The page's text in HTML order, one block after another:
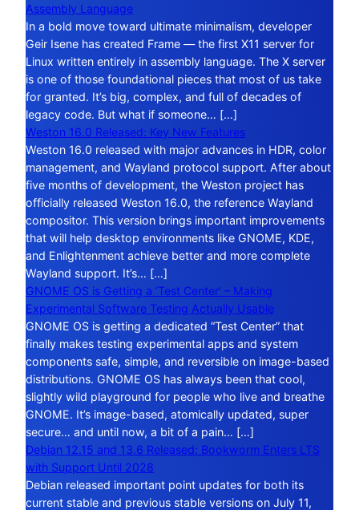
Assembly Language
In a bold move toward ultimate minimalism, developer
Geir Isene has created Frame — the first X11 server for
Linux written entirely in assembly language. The X server
is one of those foundational pieces that most of us take
for granted. It’s big, complex, and full of decades of
legacy code. But what if someone… […]
Weston 16.0 Released: Key New Features
Weston 16.0 released with major advances in HDR, color
management, and Wayland protocol support. After about
five months of development, the Weston project has
officially released Weston 16.0, the reference Wayland
compositor. This version brings important improvements
that will help desktop environments like GNOME, KDE,
and Enlightenment achieve better and more complete
Wayland support. It’s… […]
GNOME OS is Getting a ‘Test Center’ – Making
Experimental Software Testing Actually Usable
GNOME OS is getting a dedicated “Test Center” that
finally makes testing experimental apps and system
components safe, simple, and reversible on image-based
distributions. GNOME OS has always been that cool,
slightly wild playground for people who live and breathe
GNOME. It’s image-based, atomically updated, super
secure… and until now, a bit of a pain… […]
Debian 12.15 and 13.6 Released: Bookworm Enters LTS
with Support Until 2028
Debian released important point updates for both its
current stable and previous stable versions on July 11,